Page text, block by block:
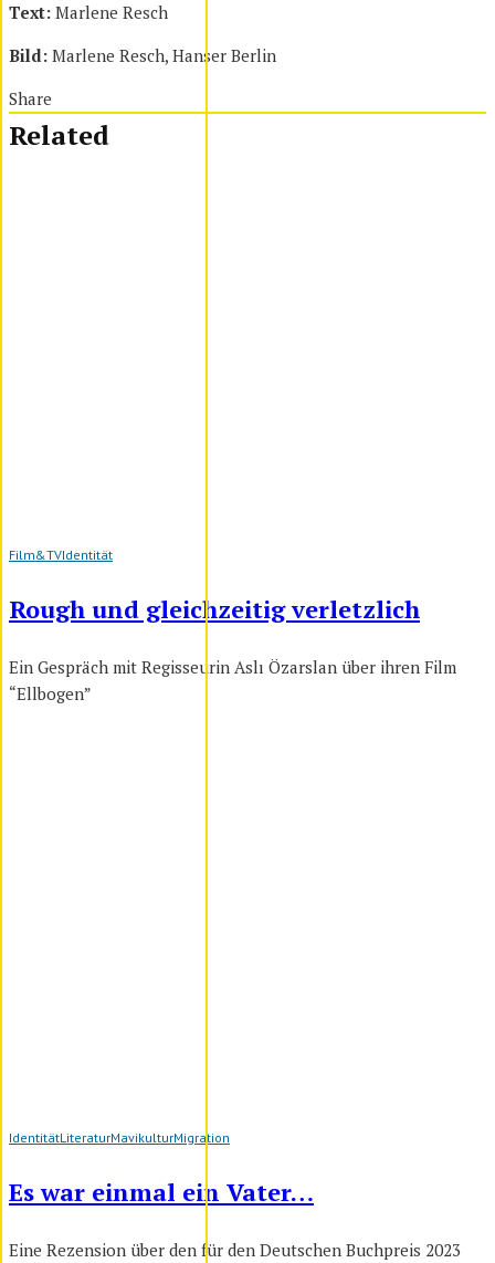
Text: Marlene Resch
Bild: Marlene Resch, Hanser Berlin
Share
Related
Film&TVIdentität
Rough und gleichzeitig verletzlich
Ein Gespräch mit Regisseurin Aslı Özarslan über ihren Film
“Ellbogen”
IdentitätLiteraturMavikulturMigration
Es war einmal ein Vater…
Eine Rezension über den für den Deutschen Buchpreis 2023